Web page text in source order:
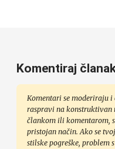
Komentiraj
Komentari se moderiraju
raspravi na konstruktivan
člankom ili komentarom,
pristojan način. Ako se
stilske pogreške, problem